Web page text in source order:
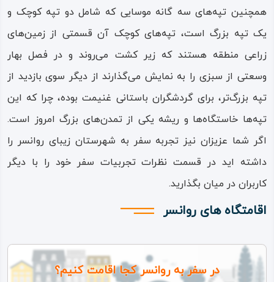
تراکم و غنای بالایی از درختان پسته‌ کوهی، انجیر کوهی،
زالزالک، بادام‌ کوهی، امرود (گلابی)، توت، بلوط و دیگر محصولات
را داراست.
سراب‌های روانسر که زبانزد گردشگران است از جمله مکان‌های
مناسب با محیط دلپذیر برای تفریح مسافرین است و هر یک در
کناره‌های خود از امکانات رفاهی و بهداشتی و قابلیت‌های
تفریحی چون قایق‌ سواری و ماهی‌ گیری و… برخوردار هستند.
همچنین تپه‌های سه‌ گانه موسایی که شامل دو تپه کوچک و
یک تپه بزرگ است، تپه‌های کوچک آن قسمتی از زمین‌های
زراعی منطقه هستند که زیر کشت می‌روند و در فصل بهار
وسعتی از سبزی را به نمایش می‌گذارند از دیگر سوی بازدید از
تپه بزرگ‌تر، برای گردشگران باستانی غنیمت بوده، چرا که این
تپه‌ها خاستگاه‌ها و ریشه یکی از تمدن‌های بزرگ امروز است.
اگر شما عزیزان نیز تجربه سفر به شهرستان زیبای روانسر را
داشته اید در قسمت نظرات تجربیات سفر خود را با دیگر
کاربران در میان بگذارید.
اقامتگاه های روانسر
در سفر به روانسر کجا اقامت کنیم؟